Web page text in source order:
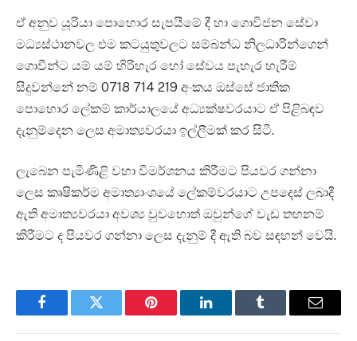
ඒ අනුව යූරියා පොහොර සැපයීමේ දී හා ගොවිජන සේවා
මධ්‍යස්ථානවල එම කටයුතුවලට සම්බන්ධ නිලධාරින්ගෙන්
ගොවීන්ට යම් යම් හිරිහැර හෝ සේවය පැහැර හැරීම්
සිදුවන්නේ නම් 0718 714 219 අංකය ඔස්සේ ජාතික
පොහොර ලේකම් කාර්යාලයේ අධ්‍යක්ෂවරයාට ඒ පිළිබඳව
දැනුම්දෙන ලෙස අමාත්‍යවරයා ඉල්ලීමක් කර සිටී.
ලැබෙන පැමිණිළි වහා විමර්ශනය කිරීමට පියවර ගන්නා
ලෙස කෘෂිකර්ම අමාත්‍යාංශයේ ලේකම්වරයාට උපදෙස් ලබාදී
ඇති අමාත්‍යවරයා අවශ්‍ය වුවහොත් ඔවුන්ගේ වැඩ තහනම්
කිරීමට ද පියවර ගන්නා ලෙස දැනුම් දී ඇති බව සඳහන් වෙයි.
FacebookTwitter Pinterest LinkedInTumblr Email